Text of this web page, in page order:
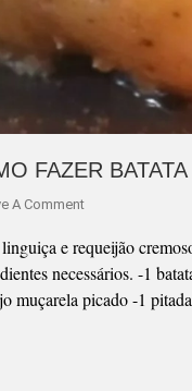
FAZER
A CommentOn
DO
ELVIS:
COMO
e requeijão
necessários. -1
muçarela picado -1